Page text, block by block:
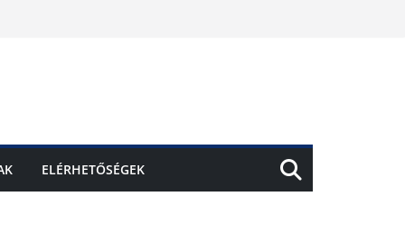
ELÉRHETŐSÉGEK